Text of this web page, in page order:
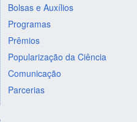
Bolsas e Auxílios
Programas
Prêmios
Popularização da Ciência
Comunicação
Parcerias